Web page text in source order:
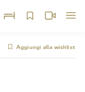
Aggiungi alla wishlist